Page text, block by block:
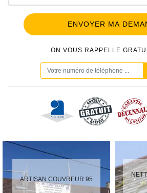
ON VOUS RAPPELLE
ARTISAN COUVREUR 95